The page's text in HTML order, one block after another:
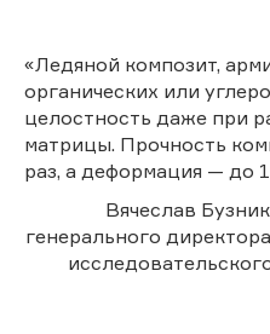
«Ледяной композит,
органических или
целостность даже при
матрицы. Прочность
раз, а деформация — до
Вячеслав
генерального